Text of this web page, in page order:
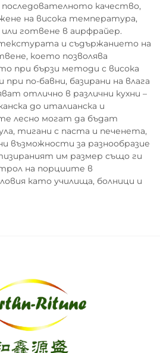
последователното качество,
на висока температура,
или готвене в аирфрайер.
и съдържанието на
което позволява
при бързи методи с висока
по-бавни, базирани на влага
отлично в различни кухни –
до италианска и
лесно могат да бъдат
тигани с паста и печенета,
възможности за разнообразие
им размер също ги
на порциите в
като училища, болници и